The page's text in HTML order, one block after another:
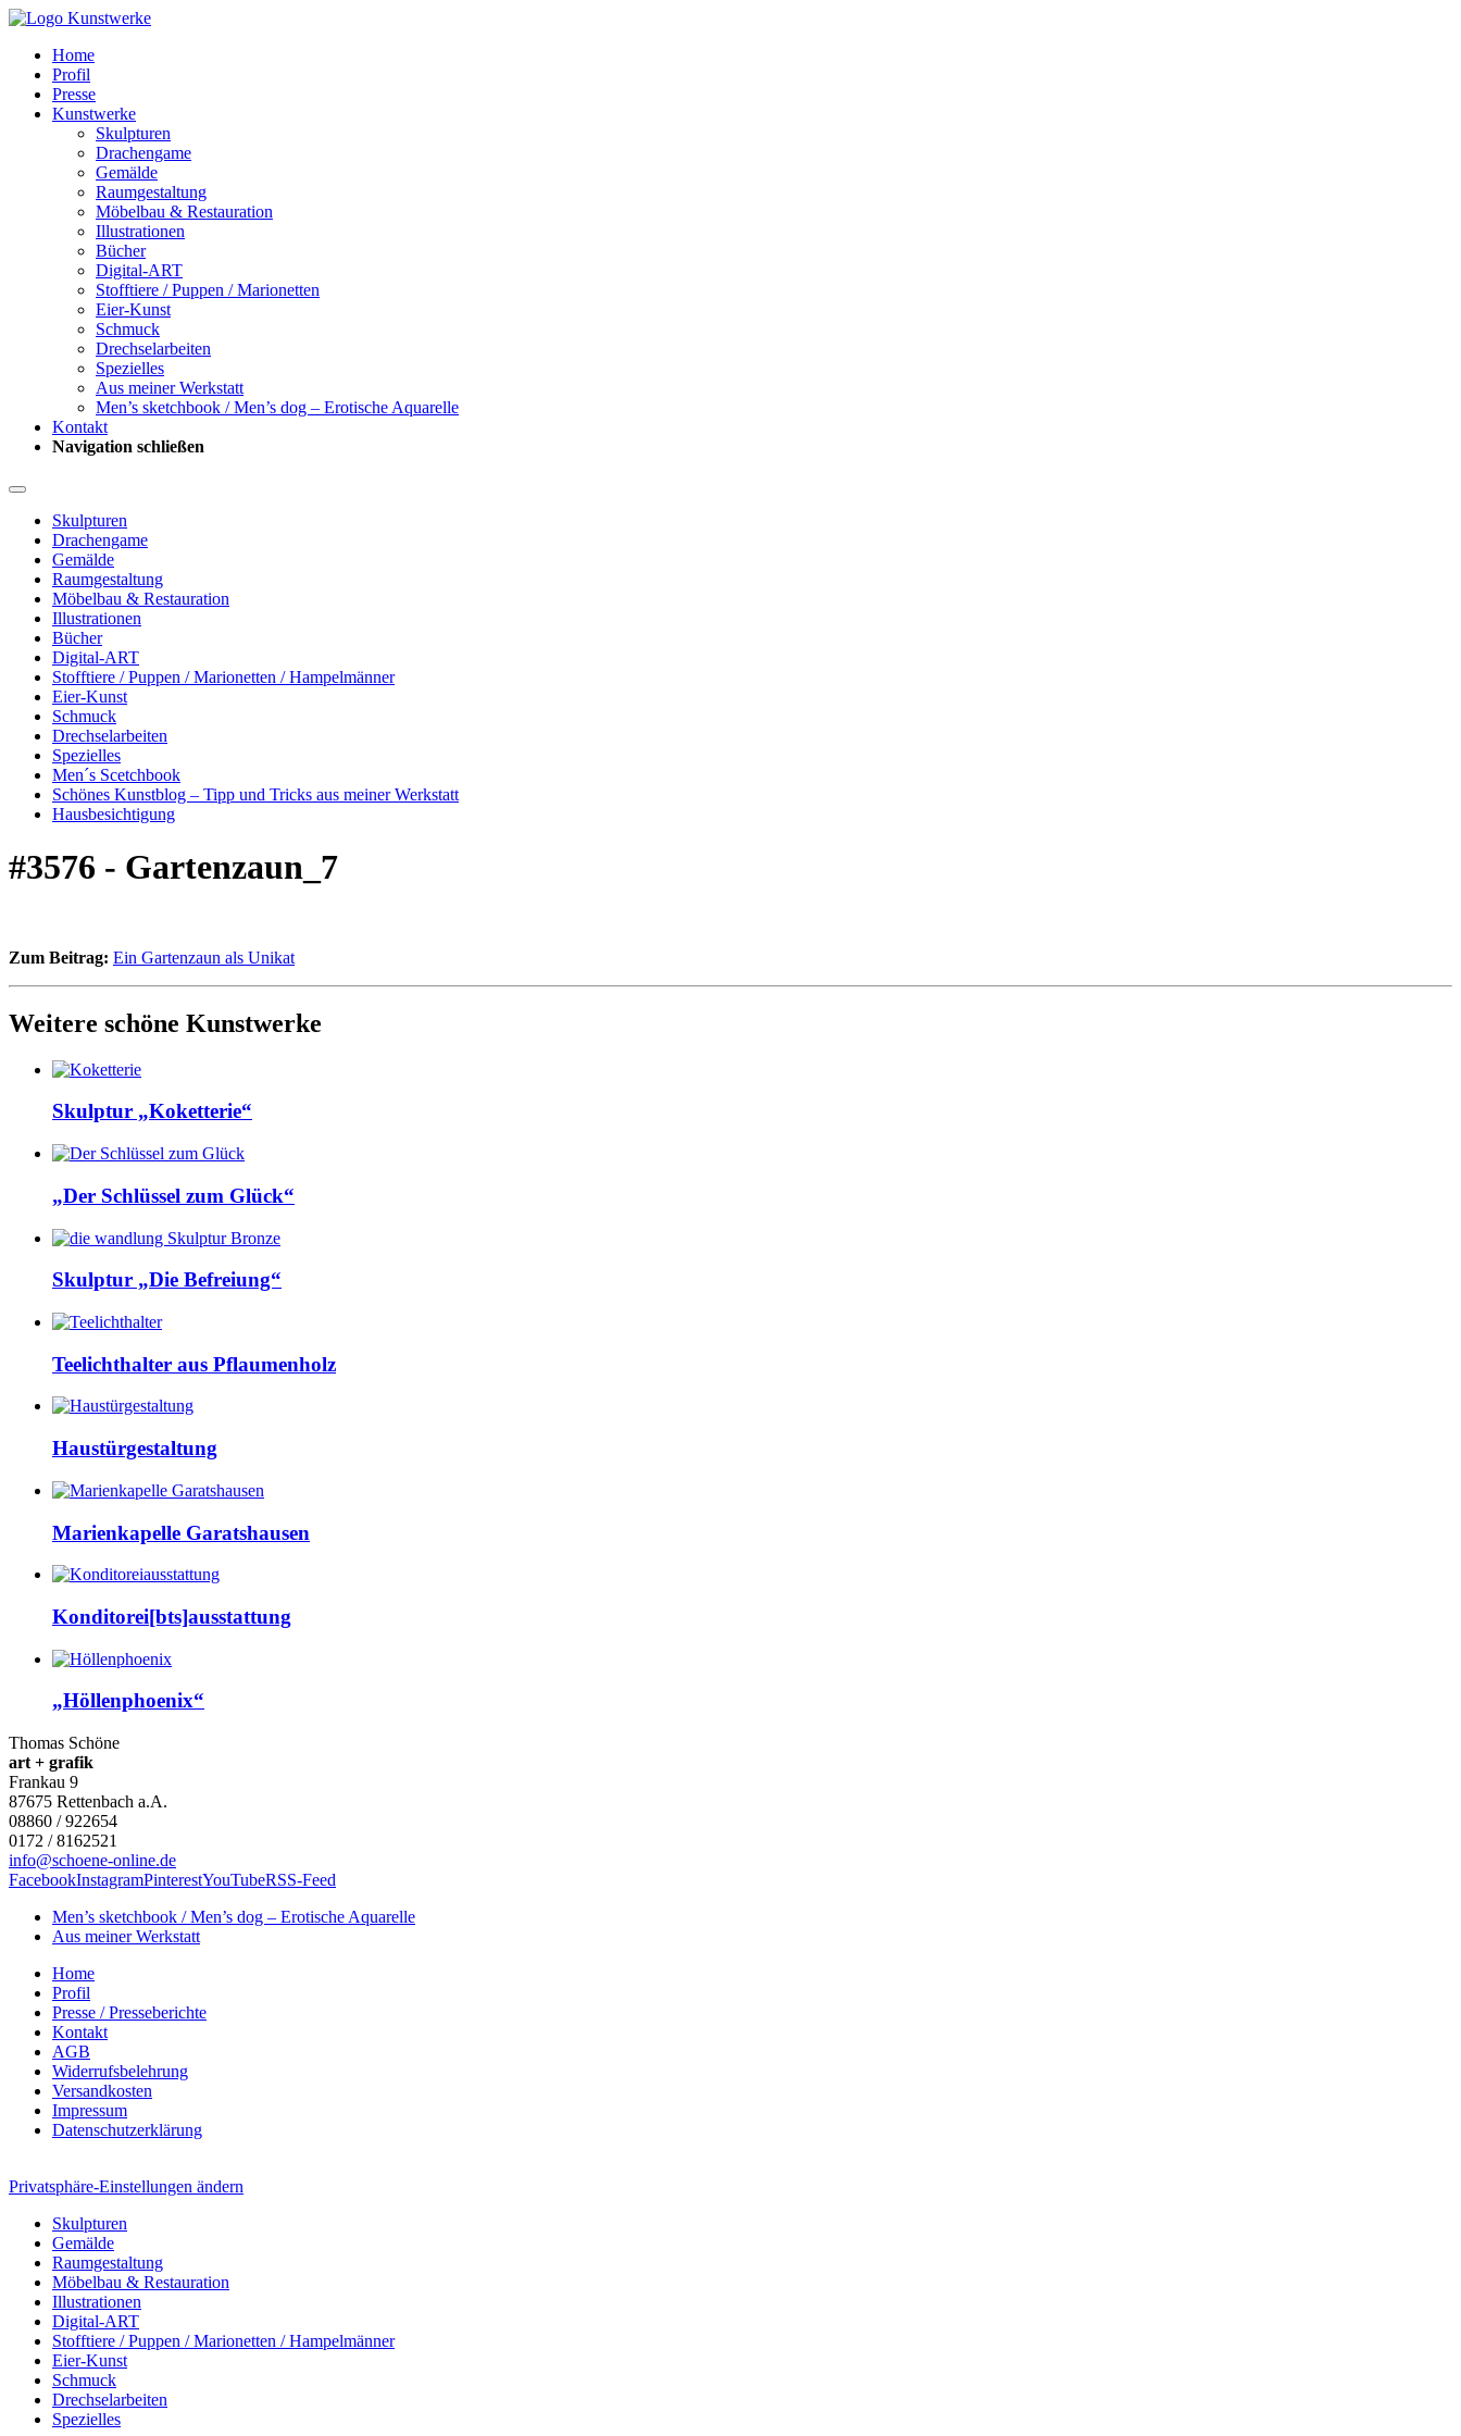
Home
Profil
Presse
Kunstwerke
Skulpturen
Drachengame
Gemälde
Raumgestaltung
Möbelbau & Restauration
Illustrationen
Bücher
Digital-ART
Stofftiere / Puppen / Marionetten
Eier-Kunst
Schmuck
Drechselarbeiten
Spezielles
Aus meiner Werkstatt
Men’s sketchbook / Men’s dog – Erotische Aquarelle
Kontakt
Navigation schließen
Skulpturen
Drachengame
Gemälde
Raumgestaltung
Möbelbau & Restauration
Illustrationen
Bücher
Digital-ART
Stofftiere / Puppen / Marionetten / Hampelmänner
Eier-Kunst
Schmuck
Drechselarbeiten
Spezielles
Men´s Scetchbook
Schönes Kunstblog – Tipp und Tricks aus meiner Werkstatt
Hausbesichtigung
#3576 - Gartenzaun_7
Zum Beitrag: Ein Gartenzaun als Unikat
Weitere schöne Kunstwerke
Skulptur „Koketterie“
„Der Schlüssel zum Glück“
Skulptur „Die Befreiung“
Teelichthalter aus Pflaumenholz
Haustürgestaltung
Marienkapelle Garatshausen
Konditorei[bts]ausstattung
„Höllenphoenix“
Thomas Schöne
art + grafik
Frankau 9
87675 Rettenbach a.A.
08860 / 922654
0172 / 8162521
info@schoene-online.de
FacebookInstagramPinterestYouTubeRSS-Feed
Men’s sketchbook / Men’s dog – Erotische Aquarelle
Aus meiner Werkstatt
Home
Profil
Presse / Presseberichte
Kontakt
AGB
Widerrufsbelehrung
Versandkosten
Impressum
Datenschutzerklärung
Privatsphäre-Einstellungen ändern
Skulpturen
Gemälde
Raumgestaltung
Möbelbau & Restauration
Illustrationen
Digital-ART
Stofftiere / Puppen / Marionetten / Hampelmänner
Eier-Kunst
Schmuck
Drechselarbeiten
Spezielles